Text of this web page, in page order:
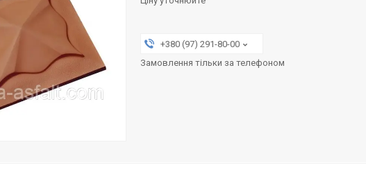
+380 (97) 291-80-00
Замовлення тільки за телефоном